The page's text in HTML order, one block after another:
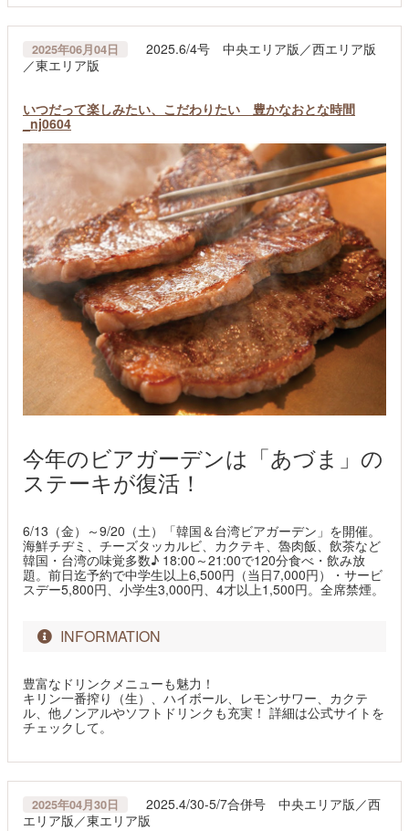
2025年06月04日
2025.6/4号 中央エリア版／西エリア版
／東エリア版
いつだって楽しみたい、こだわりたい 豊かなおとな時間
_nj0604
今年のビアガーデンは「あづま」の
ステーキが復活！
6/13（金）～9/20（土）「韓国＆台湾ビアガーデン」を開催。
海鮮チヂミ、チーズタッカルビ、カクテキ、魯肉飯、飲茶など
韓国・台湾の味覚多数♪ 18:00～21:00で120分食べ・飲み放
題。前日迄予約で中学生以上6,500円（当日7,000円）・サービ
スデー5,800円、小学生3,000円、4才以上1,500円。全席禁煙。
INFORMATION
豊富なドリンクメニューも魅力！
キリン一番搾り（生）、ハイボール、レモンサワー、カクテ
ル、他ノンアルやソフトドリンクも充実！ 詳細は公式サイトを
チェックして。
2025年04月30日
2025.4/30-5/7合併号 中央エリア版／西
エリア版／東エリア版